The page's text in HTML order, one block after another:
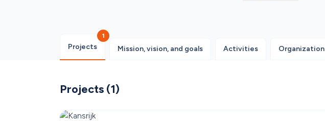
Projects
1
Mission, vision, and goals Activities Organization
Projects (1)